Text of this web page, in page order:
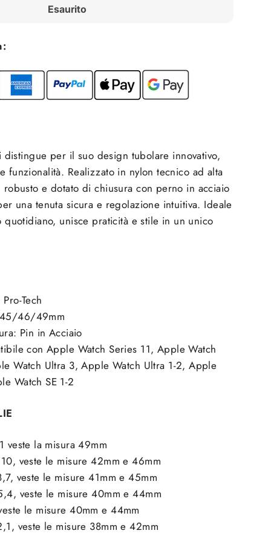
Esaurito
per il suo design tubolare innovativo,
funzionalità. Realizzato in nylon tecnico ad alta
e dotato di chiusura con perno in acciaio
una tenuta sicura e regolazione intuitiva. Ideale
quotidiano, unisce praticità e stile in un unico
Tech
46/49mm
Pin in Acciaio
con Apple Watch Series 11, Apple Watch
Watch Ultra 3, Apple Watch Ultra 1-2, Apple
Watch SE 1-2
veste la misura 49mm
veste le misure 42mm e 46mm
veste le misure 41mm e 45mm
veste le misure 40mm e 44mm
le misure 40mm e 44mm
veste le misure 38mm e 42mm